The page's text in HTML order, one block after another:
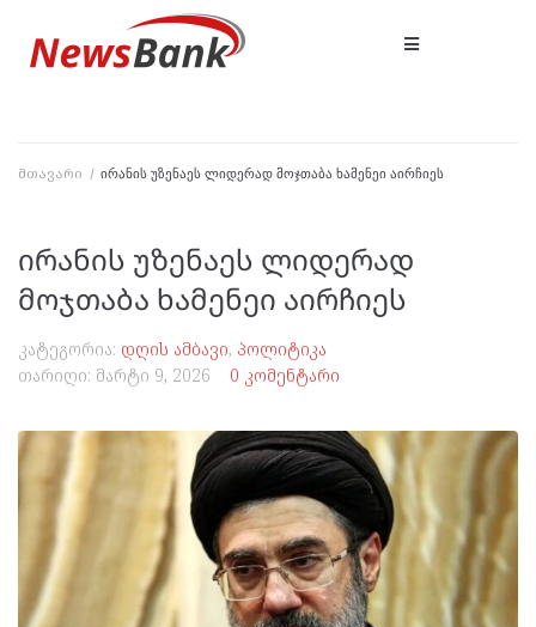
მთავარი / ირანის უზენაეს ლიდერად მოჯთაბა ხამენეი აირჩიეს
ირანის უზენაეს ლიდერად
მოჯთაბა ხამენეი აირჩიეს
კატეგორია: დღის ამბავი, პოლიტიკა
თარიღი: მარტი 9, 2026 0 კომენტარი